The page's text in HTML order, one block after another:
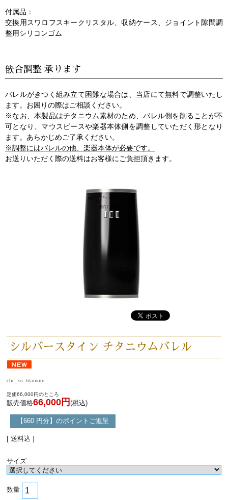
付属品：
交換用スワロフスキークリスタル、収納ケース、ジョイント隙間調
整用シリコンゴム
篏合調整 承ります
バレルがきつく組み立て困難な場合は、当店にて無料で調整いたし
ます。お困りの際はご相談ください。
※なお、本製品はチタニウム素材のため、バレル側を削ることが不
可となり、マウスピースや楽器本体側を調整していただく形となり
ます。あらかじめご了承ください。
※調整にはバレルの他、楽器本体が必要です。
お送りいただく際の送料はお客様にご負担頂きます。
シルバースタイン チタニウムバレル
cbc_ss_titanium
定価66,000円のところ
販売価格66,000円 (税込)
【660 円分】のポイントご進呈
[ 送料込 ]
サイズ
数量